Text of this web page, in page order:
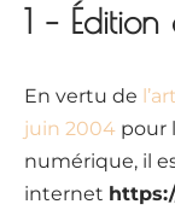
1 –
En vertu de
juin 2004 pour
numérique, il
internet